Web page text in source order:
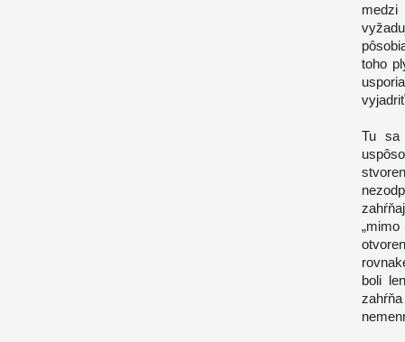
toho
Tu sa
boli